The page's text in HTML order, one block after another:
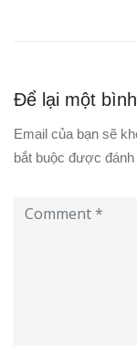
Để lại một
Email của bạn sẽ
bắt buộc được đánh